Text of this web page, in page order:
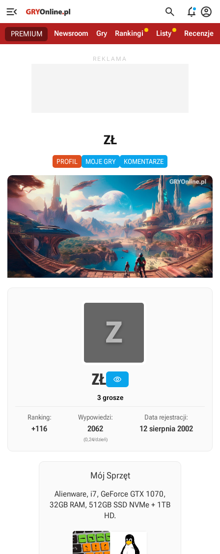
   
PREMIUM Newsroom Gry Rankingi Listy Recenzje
ZŁ
PROFIL MOJE GRY KOMENTARZE
Z
ZŁ 
3 grosze
Ranking:
+116
Wypowiedzi:
2062
(0,24/dzień)
Data rejestracji:
12 sierpnia 2002
Mój Sprzęt
Alienware, i7, GeForce GTX 1070,
32GB RAM, 512GB SSD NVMe + 1TB
HD.